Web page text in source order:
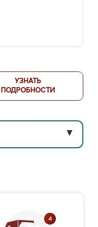
УЗНАТЬ
ПОДРОБНОСТИ
▼